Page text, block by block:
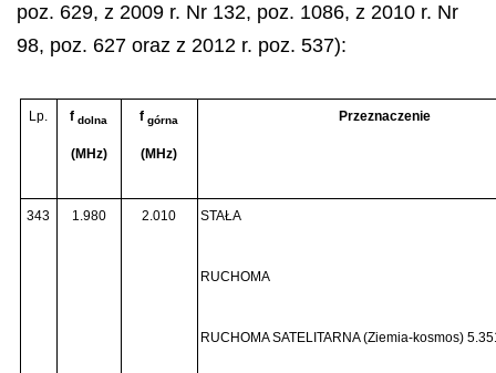
poz. 629, z 2009 r. Nr 132, poz. 1086, z 2010 r. Nr
98, poz. 627 oraz z 2012 r. poz. 537):
Lp. f dolna
(MHz)
f górna
(MHz)
Przeznaczenie
343 1.980 2.010 STAŁA
RUCHOMA
RUCHOMA SATELITARNA (Ziemia-kosmos)